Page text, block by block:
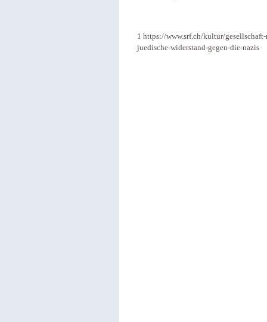
1 https://www.srf.ch/kultur/
juedische-widerstand-gegen-die-nazis